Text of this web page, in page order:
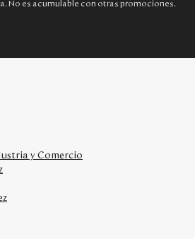
No es acumulable con otras promociones.
y Comercio